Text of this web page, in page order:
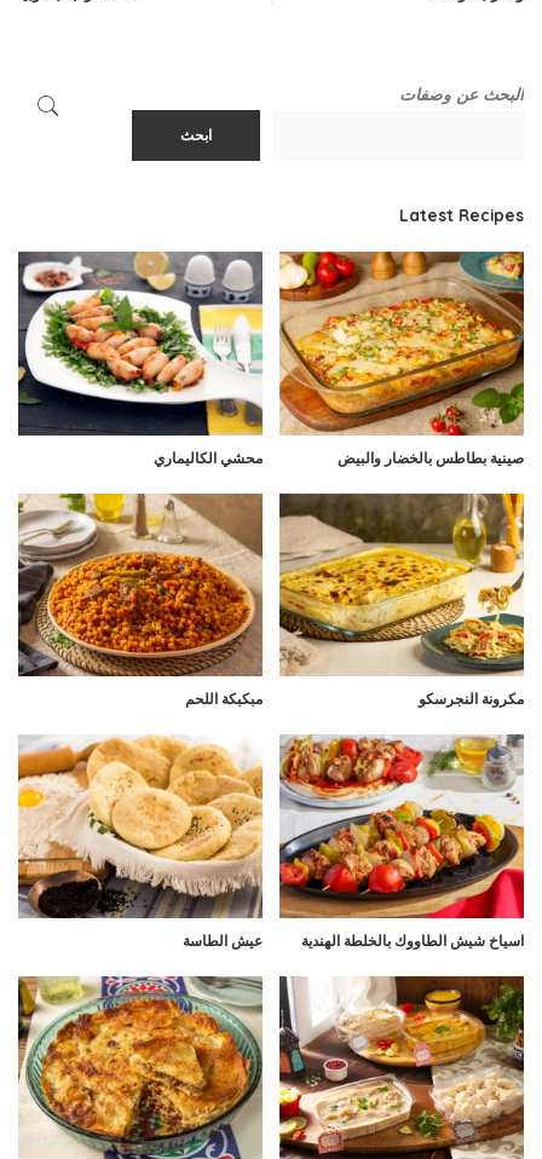
البحث عن وصفات
ابحث
Latest Recipes
صينية بطاطس بالخضار والبيض محشي الكاليماري
مكرونة النجرسكو مبكبكة اللحم
اسياخ شيش الطاووك بالخلطة الهندية عيش الطاسة